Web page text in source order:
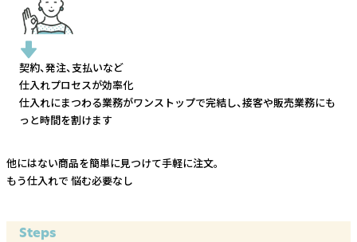
契約、発注、支払いなど
仕入れプロセスが効率化
仕入れにまつわる業務がワンストップで完結し、接客や販売業務にも
っと時間を割けます
他にはない商品を簡単に見つけて手軽に注文。
もう仕入れで 悩む必要なし
Steps